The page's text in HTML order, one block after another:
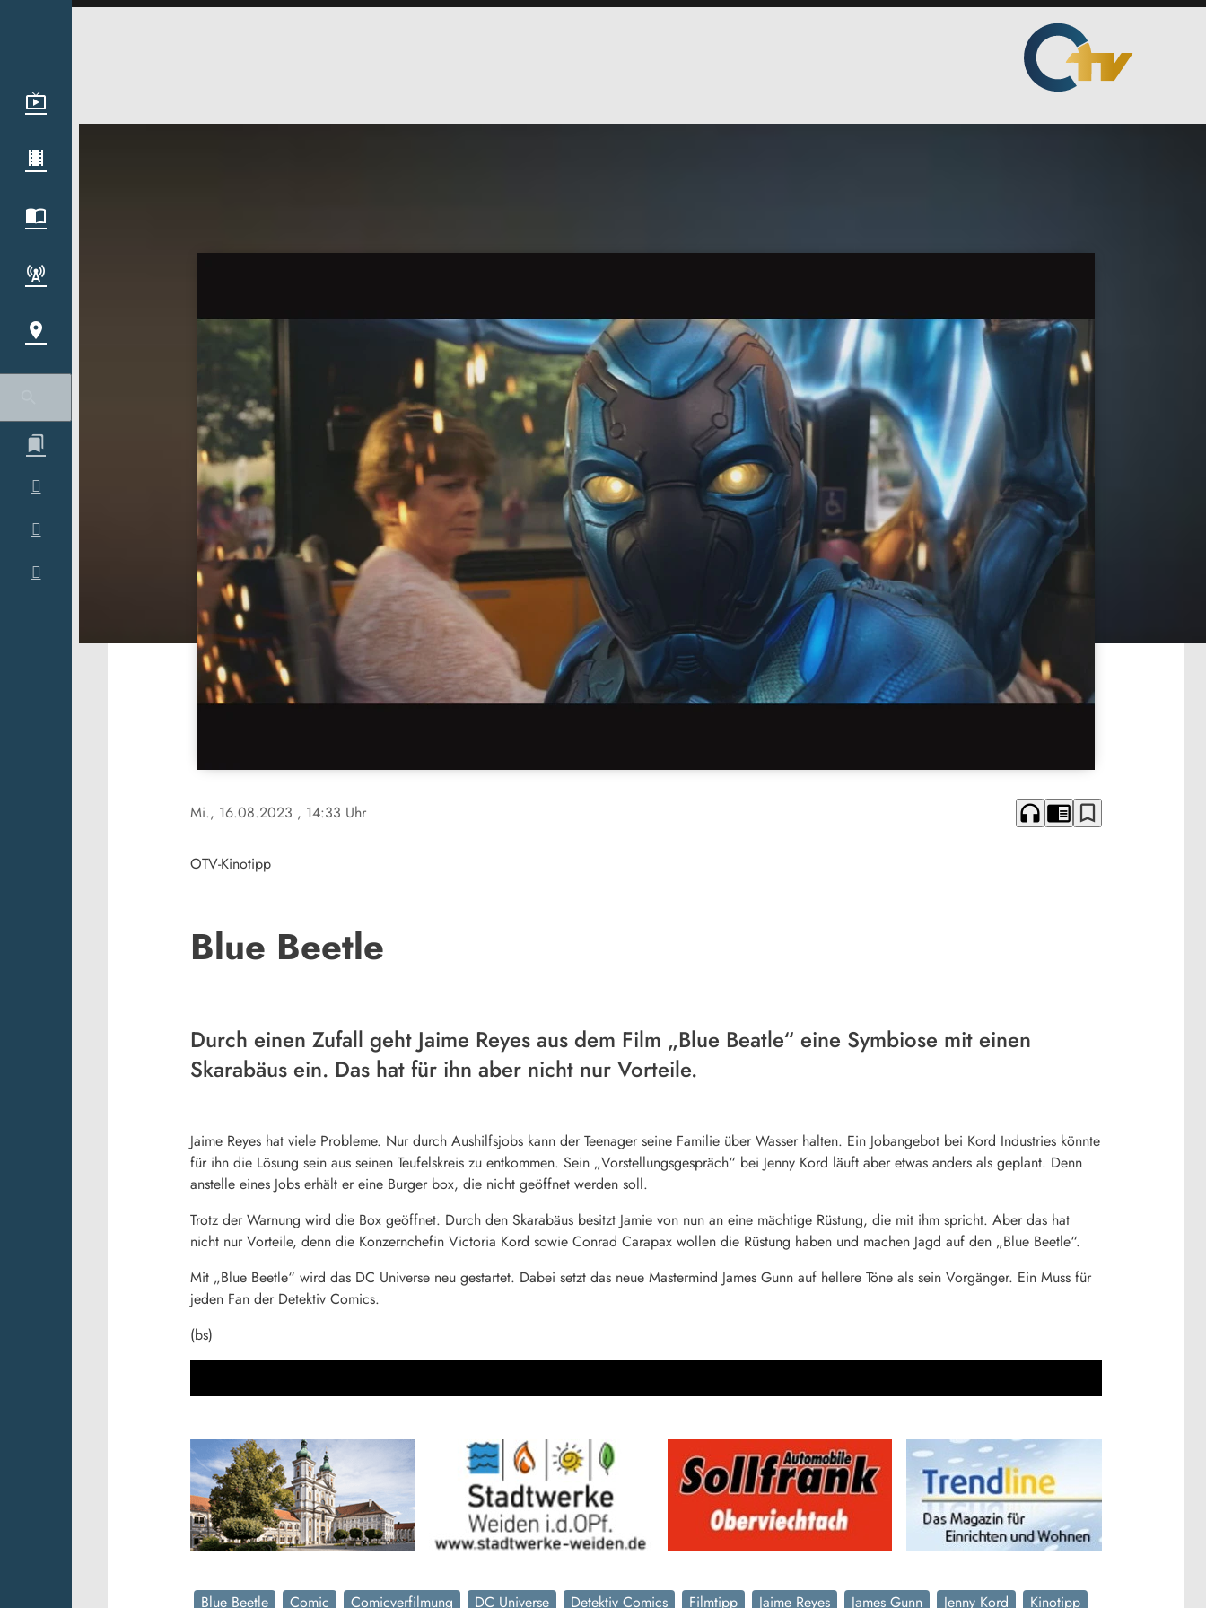
Mi., 16.08.2023 , 14:33 Uhr headphones chrome_reader_mode bookmark_border
OTV-Kinotipp
Blue Beetle
Durch einen Zufall geht Jaime Reyes aus dem Film „Blue Beatle“ eine Symbiose mit einen
Skarabäus ein. Das hat für ihn aber nicht nur Vorteile.
Jaime Reyes hat viele Probleme. Nur durch Aushilfsjobs kann der Teenager seine Familie über Wasser halten. Ein Jobangebot bei Kord Industries könnte
für ihn die Lösung sein aus seinen Teufelskreis zu entkommen. Sein „Vorstellungsgespräch“ bei Jenny Kord läuft aber etwas anders als geplant. Denn
anstelle eines Jobs erhält er eine Burger box, die nicht geöffnet werden soll.
Trotz der Warnung wird die Box geöffnet. Durch den Skarabäus besitzt Jamie von nun an eine mächtige Rüstung, die mit ihm spricht. Aber das hat
nicht nur Vorteile, denn die Konzernchefin Victoria Kord sowie Conrad Carapax wollen die Rüstung haben und machen Jagd auf den „Blue Beetle“.
Mit „Blue Beetle“ wird das DC Universe neu gestartet. Dabei setzt das neue Mastermind James Gunn auf hellere Töne als sein Vorgänger. Ein Muss für
jeden Fan der Detektiv Comics.
(bs)
Blue Beetle Comic Comicverfilmung DC Universe Detektiv Comics Filmtipp Jaime Reyes James Gunn Jenny Kord Kinotipp